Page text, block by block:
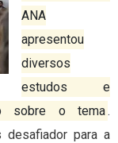
ANA
apresentou
diversos
estudos e
sobre o tema .
desafiador para a